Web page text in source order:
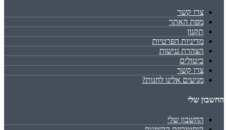
צרו קשר
מפת האתר
תקנון
מדיניות הפרטיות
הצהרת נגישות
ביטולים
צרו קשר
מגיעים אלינו לחנות?
החשבון שלי
החשבון שלי